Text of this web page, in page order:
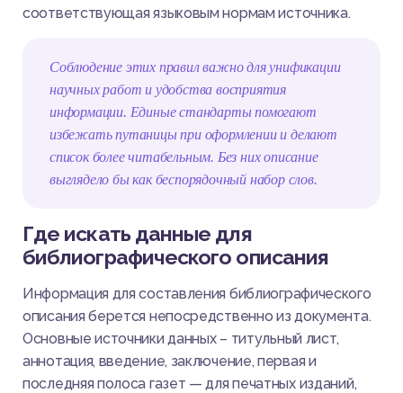
соответствующая языковым нормам источника.
Соблюдение этих правил важно для унификации
научных работ и удобства восприятия
информации. Единые стандарты помогают
избежать путаницы при оформлении и делают
список более читабельным. Без них описание
выглядело бы как беспорядочный набор слов.
Где искать данные для
библиографического описания
Информация для составления библиографического
описания берется непосредственно из документа.
Основные источники данных – титульный лист,
аннотация, введение, заключение, первая и
последняя полоса газет — для печатных изданий,